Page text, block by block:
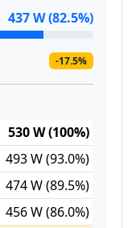
437 W (82.5%)
-17.5%
530 W (100%)
493 W (93.0%)
474 W (89.5%)
456 W (86.0%)